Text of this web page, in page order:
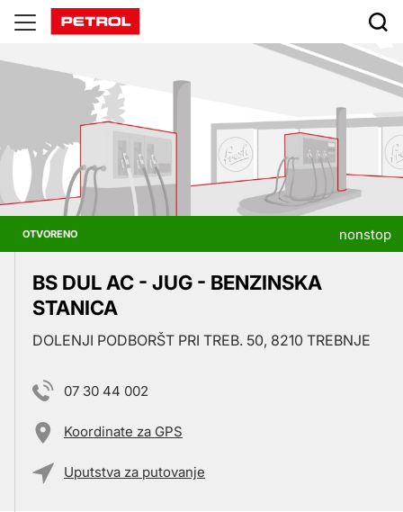
Prodajna
mesta
OTVORENO nonstop
BS DUL AC - JUG - BENZINSKA
STANICA
DOLENJI PODBORŠT PRI TREB. 50, 8210 TREBNJE
07 30 44 002
Koordinate za GPS
Uputstva za putovanje